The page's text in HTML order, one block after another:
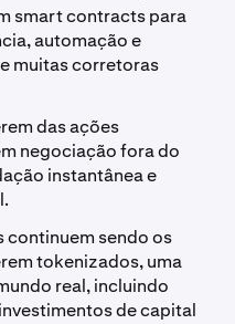
smart contracts para
automação e
muitas corretoras
das ações
negociação fora do
instantânea e
continuem sendo os
tokenizados, uma
real, incluindo
de capital